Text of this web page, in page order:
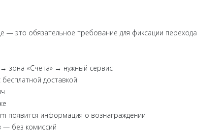
— это обязательное требование для фиксации перехода
→ зона «Счета» → нужный сервис
доставкой
появится информация о вознаграждении
— без комиссий